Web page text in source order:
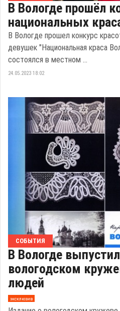
В Вологде прошёл
национальных
В Вологде прошел конкурс
девушек "Национальная краса
состоялся в местном ...
24.05.2023 18:02
СОБЫТИЯ
В Вологде
вологодском
людей
эксклюзив